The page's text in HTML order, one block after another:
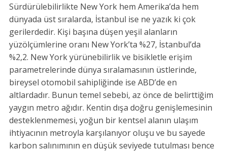
Sürdürülebilirlikte New York hem Amerika’da hem
dünyada üst sıralarda, İstanbul ise ne yazık ki çok
gerilerdedir. Kişi başına düşen yeşil alanların
yüzölçümlerine oranı New York’ta %27, İstanbul’da
%2,2. New York yürünebilirlik ve bisikletle erişim
parametrelerinde dünya sıralamasının üstlerinde,
bireysel otomobil sahipliğinde ise ABD’de en
altlardadır. Bunun temel sebebi, az önce de belirttiğim
yaygın metro ağıdır. Kentin dışa doğru genişlemesinin
desteklenmemesi, yoğun bir kentsel alanın ulaşım
ihtiyacının metroyla karşılanıyor oluşu ve bu sayede
karbon salınımının en düşük seviyede tutulması bence